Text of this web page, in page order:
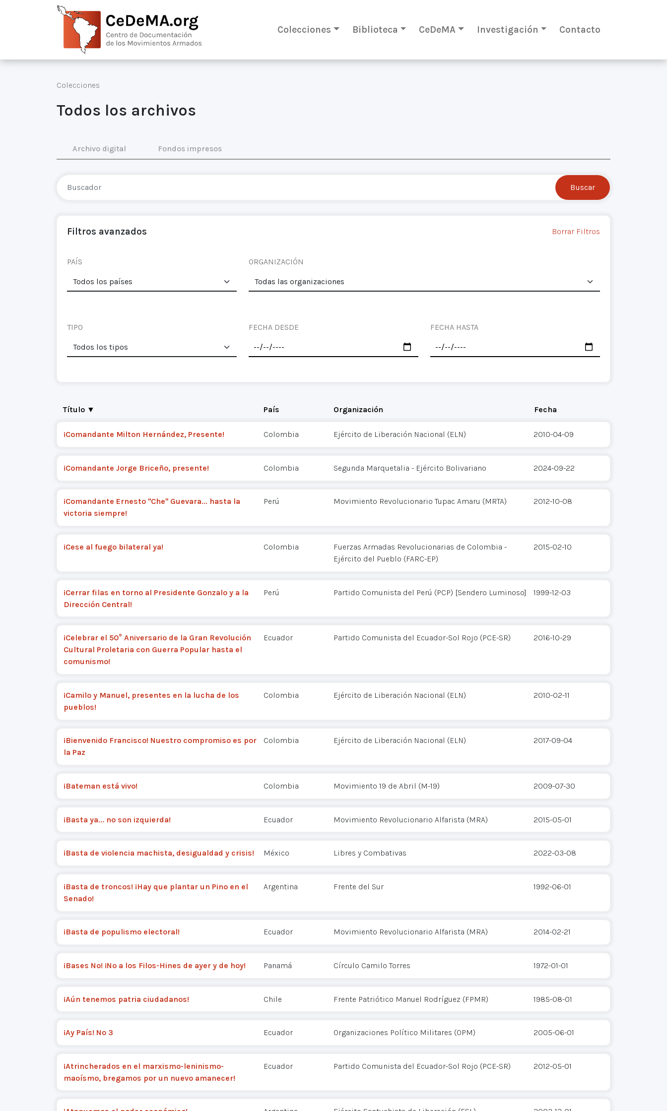
Colecciones Biblioteca CeDeMA Investigación Contacto
Colecciones
Todos los archivos
Archivo digital Fondos impresos
Filtros avanzados Borrar Filtros
PAÍS ORGANIZACIÓN
TIPO FECHA DESDE FECHA HASTA
Título ▼ País Organización Fecha
¡Comandante Milton Hernández, Presente! Colombia Ejército de Liberación Nacional (ELN) 2010-04-09
¡Comandante Jorge Briceño, presente! Colombia Segunda Marquetalia - Ejército Bolivariano 2024-09-22
¡Comandante Ernesto "Che" Guevara... hasta la
victoria siempre!
Perú Movimiento Revolucionario Tupac Amaru (MRTA) 2012-10-08
¡Cese al fuego bilateral ya! Colombia
Fuerzas Armadas Revolucionarias de Colombia -
Ejército del Pueblo (FARC-EP)
2015-02-10
¡Cerrar filas en torno al Presidente Gonzalo y a la
Dirección Central!
Perú Partido Comunista del Perú (PCP) [Sendero Luminoso] 1999-12-03
¡Celebrar el 50° Aniversario de la Gran Revolución
Cultural Proletaria con Guerra Popular hasta el
comunismo!
Ecuador Partido Comunista del Ecuador-Sol Rojo (PCE-SR) 2016-10-29
¡Camilo y Manuel, presentes en la lucha de los
pueblos!
Colombia Ejército de Liberación Nacional (ELN) 2010-02-11
¡Bienvenido Francisco! Nuestro compromiso es por
la Paz
Colombia Ejército de Liberación Nacional (ELN) 2017-09-04
¡Bateman está vivo! Colombia Movimiento 19 de Abril (M-19) 2009-07-30
¡Basta ya... no son izquierda! Ecuador Movimiento Revolucionario Alfarista (MRA) 2015-05-01
¡Basta de violencia machista, desigualdad y crisis! México Libres y Combativas 2022-03-08
¡Basta de troncos! ¡Hay que plantar un Pino en el
Senado!
Argentina Frente del Sur 1992-06-01
¡Basta de populismo electoral! Ecuador Movimiento Revolucionario Alfarista (MRA) 2014-02-21
¡Bases No! ¡No a los Filos-Hines de ayer y de hoy! Panamá Círculo Camilo Torres 1972-01-01
¡Aún tenemos patria ciudadanos! Chile Frente Patriótico Manuel Rodríguez (FPMR) 1985-08-01
¡Ay País! Nº 3 Ecuador Organizaciones Político Militares (OPM) 2005-06-01
¡Atrincherados en el marxismo-leninismo-
maoísmo, bregamos por un nuevo amanecer!
Ecuador Partido Comunista del Ecuador-Sol Rojo (PCE-SR) 2012-05-01